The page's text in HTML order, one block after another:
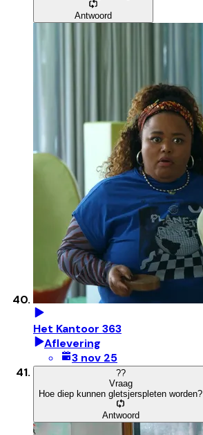
Antwoord
Het Kantoor 363
Aflevering
3 nov 25
??
Vraag
Hoe diep kunnen gletsjerspleten worden?
Antwoord